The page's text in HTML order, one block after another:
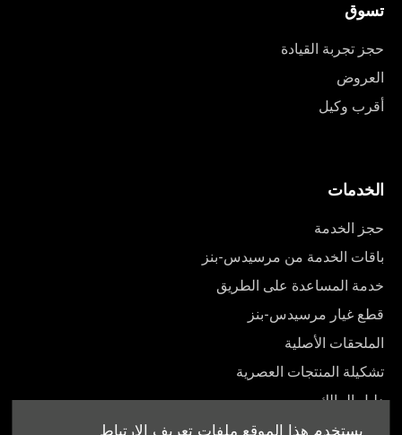
يستخدم هذا الموقع ملفات تعريف الارتباط
تسوق
حجز تجربة القيادة
العروض
أقرب وكيل
الخدمات
حجز الخدمة
باقات الخدمة من مرسيدس-بنز
خدمة المساعدة على الطريق
قطع غيار مرسيدس-بنز
الملحقات الأصلية
تشكيلة المنتجات العصرية
دليل المالك